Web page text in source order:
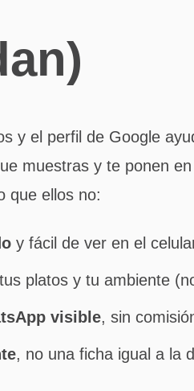
y el perfil de Google
muestras y te ponen
que ellos no:
y fácil de ver en el
platos y tu ambiente
visible, sin
, no una ficha igual a la